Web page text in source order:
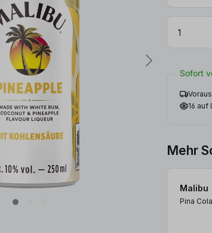
Sofort
16
Mehr
Malibu
Pina